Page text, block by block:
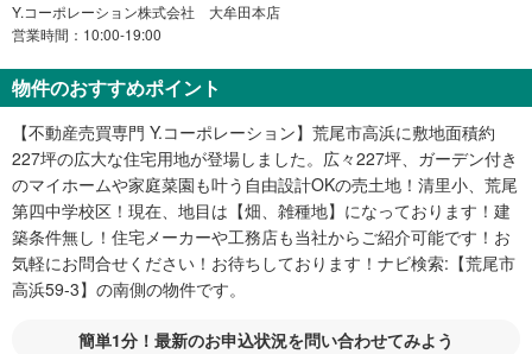
Y.コーポレーション株式会社 大牟田本店
営業時間：10:00-19:00
物件のおすすめポイント
【不動産売買専門 Y.コーポレーション】荒尾市高浜に敷地面積約
227坪の広大な住宅用地が登場しました。広々227坪、ガーデン付き
のマイホームや家庭菜園も叶う自由設計OKの売土地！清里小、荒尾
第四中学校区！現在、地目は【畑、雑種地】になっております！建
築条件無し！住宅メーカーや工務店も当社からご紹介可能です！お
気軽にお問合せください！お待ちしております！ナビ検索:【荒尾市
高浜59-3】の南側の物件です。
簡単1分！最新のお申込状況を問い合わせてみよう